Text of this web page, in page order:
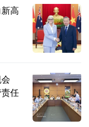
高
任